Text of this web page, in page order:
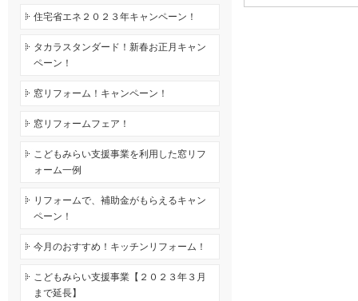
住宅省エネ２０２３年キャンペーン！
タカラスタンダード！新春お正月キャン
ペーン！
窓リフォーム！キャンペーン！
窓リフォームフェア！
こどもみらい支援事業を利用した窓リフ
ォーム一例
リフォームで、補助金がもらえるキャン
ペーン！
今月のおすすめ！キッチンリフォーム！
こどもみらい支援事業【２０２３年３月
まで延長】